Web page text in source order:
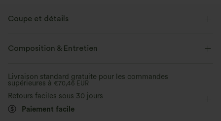
Coupe et détails
Près du corps Soutien-gorge intégré
Enfilable Danse
Composition & Entretien
Livraison standard gratuite pour les commandes
supérieures à €70,46 EUR
Retours faciles sous 30 jours
Paiement facile